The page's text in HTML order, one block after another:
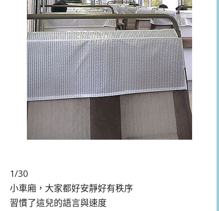
1/30
小車廂，大家都好安靜好有秩序
習慣了這兒的語言與速度